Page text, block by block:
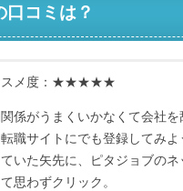
口コミは？
スメ度：★★★★★
関係がうまくいかなくて会社を
職サイトにでも登録してみよ
いた矢先に、ピタジョブの
思わずクリック。